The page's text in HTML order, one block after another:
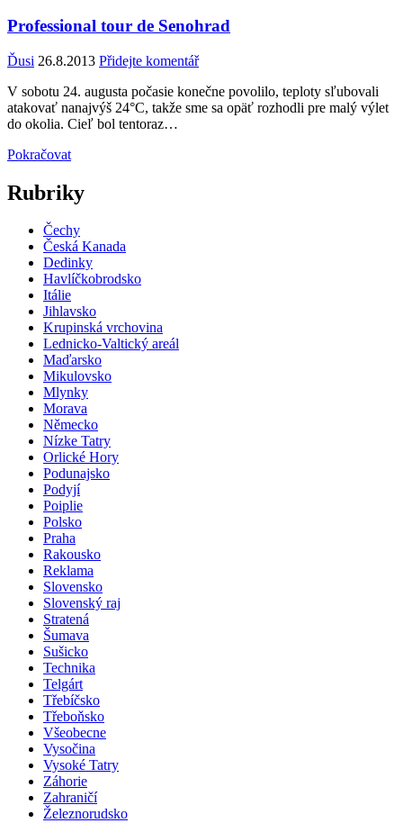
Professional tour de Senohrad
Ďusi 26.8.2013 Přidejte komentář
V sobotu 24. augusta počasie konečne povolilo, teploty sľubovali
atakovať nanajvýš 24°C, takže sme sa opäť rozhodli pre malý výlet
do okolia. Cieľ bol tentoraz…
Pokračovat
Rubriky
Čechy
Česká Kanada
Dedinky
Havlíčkobrodsko
Itálie
Jihlavsko
Krupinská vrchovina
Lednicko-Valtický areál
Maďarsko
Mikulovsko
Mlynky
Morava
Německo
Nízke Tatry
Orlické Hory
Podunajsko
Podyjí
Poiplie
Polsko
Praha
Rakousko
Reklama
Slovensko
Slovenský raj
Stratená
Šumava
Sušicko
Technika
Telgárt
Třebíčsko
Třeboňsko
Všeobecne
Vysočina
Vysoké Tatry
Záhorie
Zahraničí
Železnorudsko